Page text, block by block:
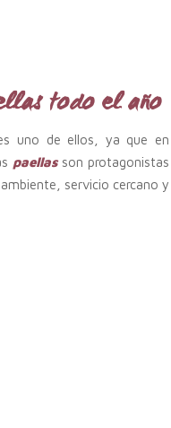
todo el año
uno de ellos, ya que en
paellasson protagonistas
servicio cercano y